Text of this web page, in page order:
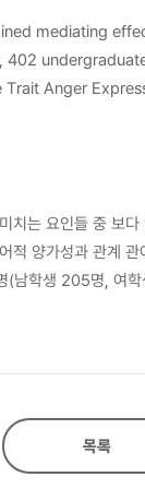
mediating
Anger
In
of the present
는 요인들 중 보
양가성과 관계
학생 205명, 여
을 제공했다는
목록